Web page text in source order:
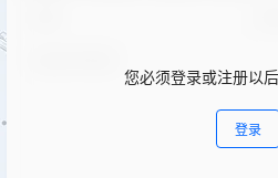
您必须登录或注册以
登录